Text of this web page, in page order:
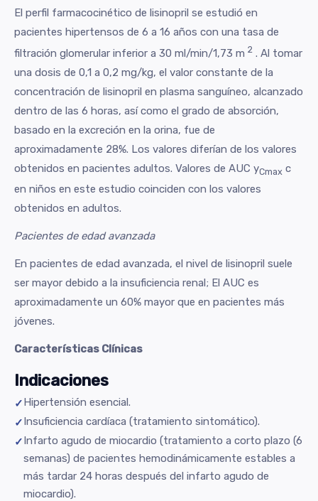
El perfil farmacocinético de lisinopril se estudió en
pacientes hipertensos de 6 a 16 años con una tasa de
filtración glomerular inferior a 30 ml/min/1,73 m 2 . Al tomar
una dosis de 0,1 a 0,2 mg/kg, el valor constante de la
concentración de lisinopril en plasma sanguíneo, alcanzado
dentro de las 6 horas, así como el grado de absorción,
basado en la excreción en la orina, fue de
aproximadamente 28%. Los valores diferían de los valores
obtenidos en pacientes adultos. Valores de AUC yCmax c
en niños en este estudio coinciden con los valores
obtenidos en adultos.
Pacientes de edad avanzada
En pacientes de edad avanzada, el nivel de lisinopril suele
ser mayor debido a la insuficiencia renal; El AUC es
aproximadamente un 60% mayor que en pacientes más
jóvenes.
Características Clínicas
Indicaciones
Hipertensión esencial.
Insuficiencia cardíaca (tratamiento sintomático).
Infarto agudo de miocardio (tratamiento a corto plazo (6
semanas) de pacientes hemodinámicamente estables a
más tardar 24 horas después del infarto agudo de
miocardio).